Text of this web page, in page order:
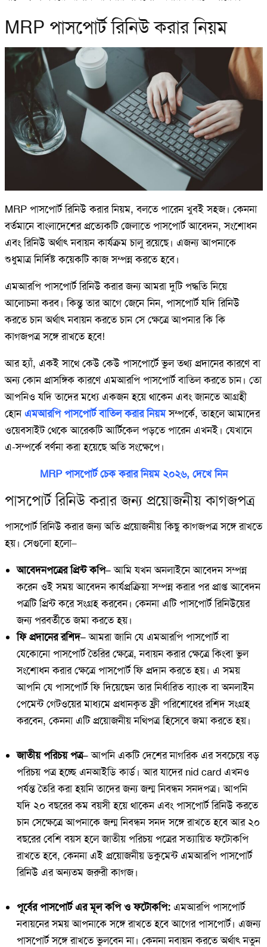
MRP পাসপোর্ট রিনিউ করার নিয়ম
MRP পাসপোর্ট রিনিউ করার নিয়ম, বলতে পারেন খুবই সহজ। কেননা
বর্তমানে বাংলাদেশের প্রত্যেকটি জেলাতে পাসপোর্ট আবেদন, সংশোধন
এবং রিনিউ অর্থাৎ নবায়ন কার্যক্রম চালু রয়েছে। এজন্য আপনাকে
শুধুমাত্র নির্দিষ্ট কয়েকটি কাজ সম্পন্ন করতে হবে।
এমআরপি পাসপোর্ট রিনিউ করার জন্য আমরা দুটি পদ্ধতি নিয়ে
আলোচনা করব। কিন্তু তার আগে জেনে নিন, পাসপোর্ট যদি রিনিউ
করতে চান অর্থাৎ নবায়ন করতে চান সে ক্ষেত্রে আপনার কি কি
কাগজপত্র সঙ্গে রাখতে হবে!
আর হ্যাঁ, একই সাথে কেউ কেউ পাসপোর্টে ভুল তথ্য প্রদানের কারণে বা
অন্য কোন প্রাসঙ্গিক কারণে এমআরপি পাসপোর্ট বাতিল করতে চান। তো
আপনিও যদি তাদের মধ্যে একজন হয়ে থাকেন এবং জানতে আগ্রহী
হোনএমআরপি পাসপোর্ট বাতিল করার নিয়মসম্পর্কে, তাহলে আমাদের
ওয়েবসাইট থেকে আরেকটি আর্টিকেল পড়তে পারেন এখনই। যেখানে
এ-সম্পর্কে বর্ণনা করা হয়েছে অতি সংক্ষেপে।
MRP পাসপোর্ট চেক করার নিয়ম ২০২৬, দেখে নিন
পাসপোর্ট রিনিউ করার জন্য প্রয়োজনীয় কাগজপত্র
পাসপোর্ট রিনিউ করার জন্য অতি প্রয়োজনীয় কিছু কাগজপত্র সঙ্গে রাখতে
হয়। সেগুলো হলো–
আবেদনপত্রের প্রিন্ট কপি–আমি যখন অনলাইনে আবেদন সম্পন্ন
করেন ওই সময় আবেদন কার্যপ্রক্রিয়া সম্পন্ন করার পর প্রাপ্ত আবেদন
পত্রটি প্রিন্ট করে সংগ্রহ করবেন। কেননা এটি পাসপোর্ট রিনিউয়ের
জন্য পরবর্তীতে জমা করতে হয়।
ফি প্রদানের রশিদ–আমরা জানি যে এমআরপি পাসপোর্ট বা
যেকোনো পাসপোর্ট তৈরির ক্ষেত্রে, নবায়ন করার ক্ষেত্রে কিংবা ভুল
সংশোধন করার ক্ষেত্রে পাসপোর্ট ফি প্রদান করতে হয়। এ সময়
আপনি যে পাসপোর্ট ফি দিয়েছেন তার নির্ধারিত ব্যাংক বা অনলাইন
পেমেন্ট গেটওয়ের মাধ্যমে প্রধানকৃত ফ্রী পরিশোধের রশিদ সংগ্রহ
করবেন, কেননা এটি প্রয়োজনীয় নথিপত্র হিসেবে জমা করতে হয়।
জাতীয় পরিচয় পত্র–আপনি একটি দেশের নাগরিক এর সবচেয়ে বড়
পরিচয় পত্র হচ্ছে এনআইডি কার্ড। আর যাদের nid card এখনও
পর্যন্ত তৈরি করা হয়নি তাদের জন্য জন্ম নিবন্ধন সনদপত্র। আপনি
যদি ২০ বছরের কম বয়সী হয়ে থাকেন এবং পাসপোর্ট রিনিউ করতে
চান সেক্ষেত্রে আপনাকে জন্ম নিবন্ধন সনদ সঙ্গে রাখতে হবে আর ২০
বছরের বেশি বয়স হলে জাতীয় পরিচয় পত্রের সত্যায়িত ফটোকপি
রাখতে হবে, কেননা এই প্রয়োজনীয় ডকুমেন্ট এমআরপি পাসপোর্ট
রিনিউ এর অন্যতম জরুরী কাগজ।
পূর্বের পাসপোর্ট এর মূল কপি ও ফটোকপি: এমআরপি পাসপোর্ট
নবায়নের সময় আপনাকে সঙ্গে রাখতে হবে আগের পাসপোর্ট। এজন্য
পাসপোর্ট সঙ্গে রাখতে ভুলবেন না। কেননা নবায়ন করতে অর্থাৎ নতুন